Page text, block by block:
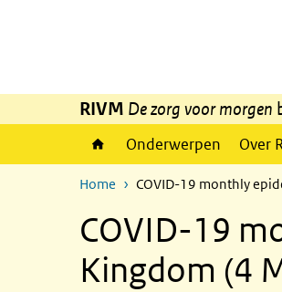
RIVM De zorg voor morgen
Onderwerpen Over
Home COVID-19 monthly
COVID-19
Kingdom (4